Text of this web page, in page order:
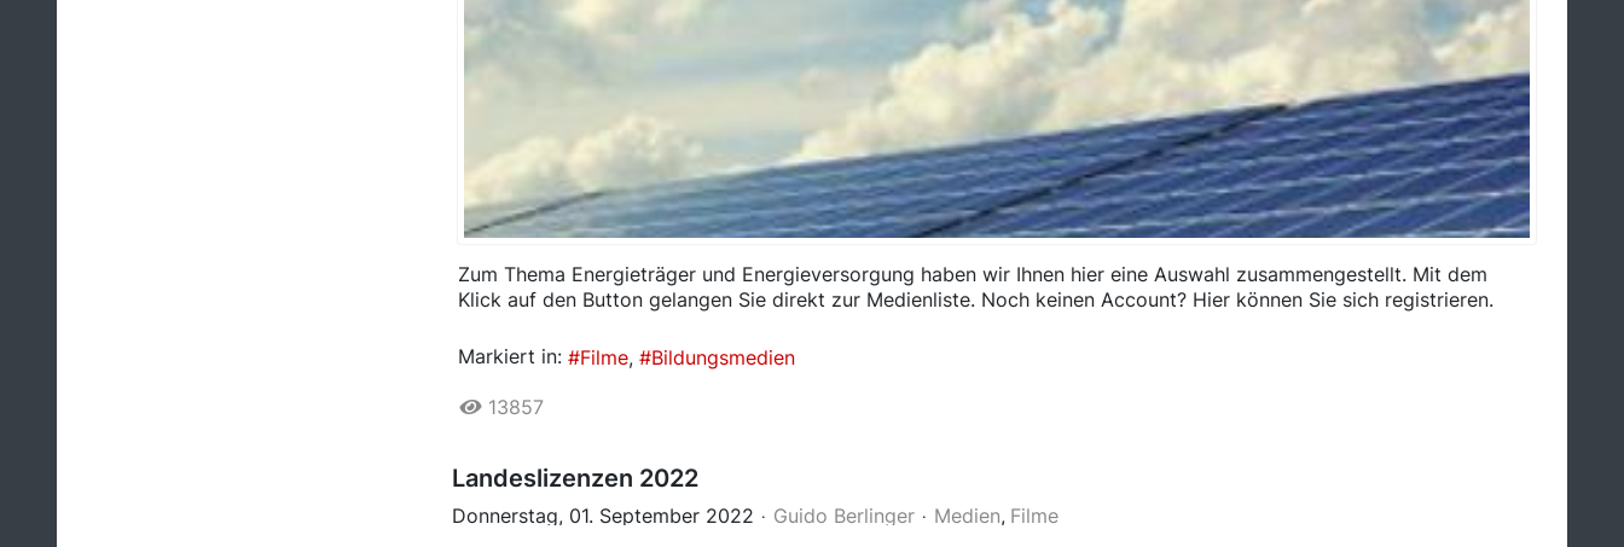
Zum Thema Energieträger und Energieversorgung haben wir Ihnen hier eine Auswahl zusammengestellt. Mit dem
Klick auf den Button gelangen Sie direkt zur Medienliste. Noch keinen Account? Hier können Sie sich registrieren.
Markiert in: Filme Bildungsmedien
13857
Landeslizenzen 2022
Donnerstag, 01. September 2022 Guido Berlinger Medien Filme